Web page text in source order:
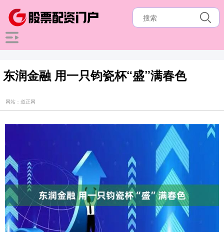
东润金融 用一只钧瓷杯“盛”满春色
网站：道正网